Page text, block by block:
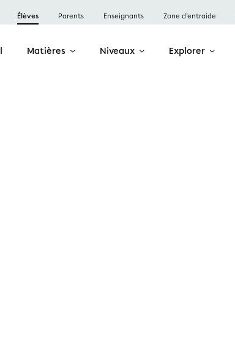
Élèves Parents Enseignants Zone d’entraide
Matières Niveaux Explorer